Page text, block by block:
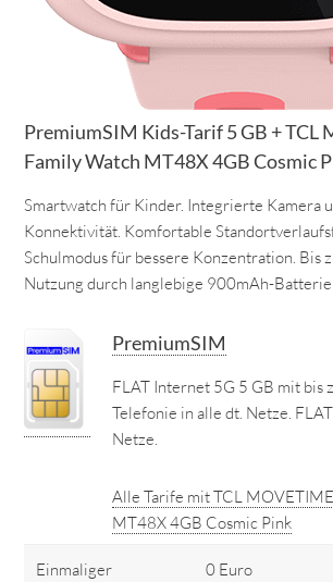
PremiumSIM Kids-Tarif 5 GB + TCL
Family Watch MT48X 4GB Cosmic
Smartwatch für Kinder. Integrierte Kamera
Konnektivität. Komfortable
Schulmodus für bessere Konzentration. Bis
Nutzung durch langlebige 900mAh-Batterie
PremiumSIM
FLAT Internet 5G 5 GB mit bis
Telefonie in alle dt. Netze.
Netze.
Alle Tarife mit TCL
MT48X 4GB Cosmic Pink
Einmaliger
0 Euro